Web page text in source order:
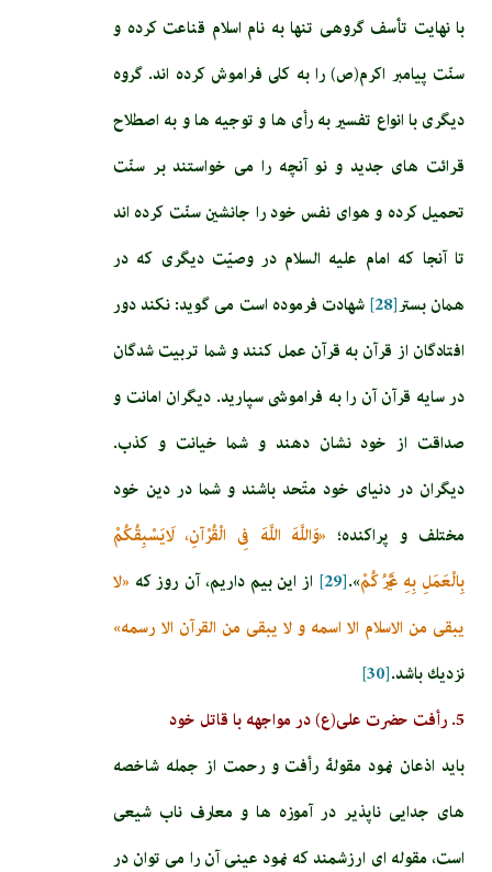
با نهايت تأسف گروهى تنها به نام اسلام قناعت كرده و
سنّت پيامبر اكرم(ص) را به كلى فراموش كرده ‏اند. گروه
ديگرى با انواع تفسير به رأى‏ ها و توجيه‏ ها و به اصطلاح
قرائت‏ هاى جديد و نو آنچه را مى‏ خواستند بر سنّت
تحميل كرده و هواى نفس خود را جانشين سنّت كرده ‏اند
تا آنجا كه امام عليه السلام در وصيّت ديگرى كه در
همان بستر[28]
شهادت فرموده است مى‏ گويد: نكند دور
افتادگان از قرآن به قرآن عمل كنند و شما تربيت شدگان
در سايه قرآن آن را به فراموشى سپاريد. ديگران امانت و
صداقت از خود نشان دهند و شما خيانت و كذب.
ديگران در دنياى خود متّحد باشند و شما در دين خود
مختلف و پراكنده؛ «وَاللَّهَ اللَّهَ فِي الْقُرْآنِ، لَايَسْبِقُكُمْ
بِالْعَمَلِ بِهِ غَيْرُكُمْ‏».
[29] از اين بيم داريم، آن روز كه «لا
يبقى من الاسلام الا اسمه و لا يبقى من القرآن الا رسمه‏»
نزديك باشد.[30]
5. رأفت حضرت علی(ع) در مواجهه با قاتل خود
باید اذعان نمود مقولۀ رأفت و رحمت از جمله شاخصه
های جدایی ناپذیر در آموزه ها و معارف ناب شیعی
است، مقوله ای ارزشمند که نمود عینی آن را می توان در